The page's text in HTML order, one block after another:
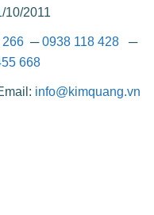
10/2011
─0938 118 428─
668
info@kimquang.vn